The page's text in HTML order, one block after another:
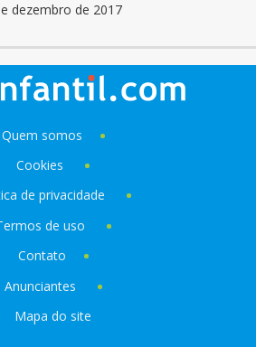
dezembro de 2017
Quem somos
Cookies
de privacidade
de uso
Contato
Anunciantes
Mapa do site